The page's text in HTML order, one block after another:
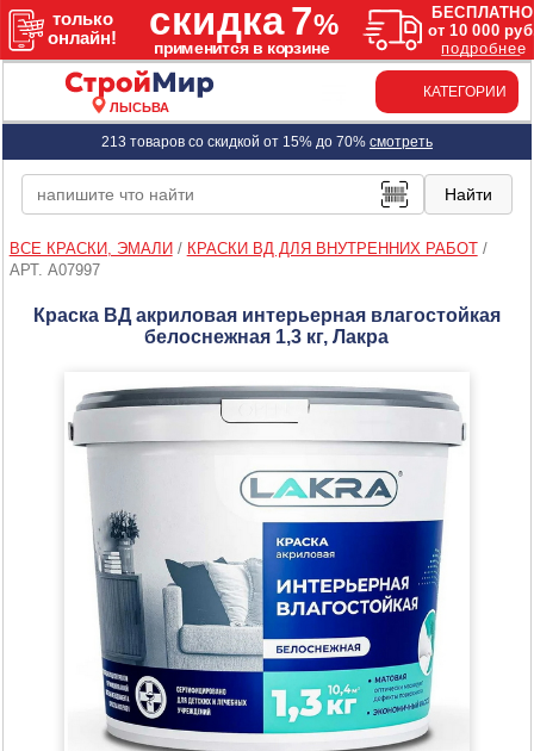
ЛЫСЬВА
КАТЕГОРИИ
213 товаров со скидкой от 15% до 70% смотреть
ВСЕ КРАСКИ, ЭМАЛИ / КРАСКИ ВД ДЛЯ ВНУТРЕННИХ РАБОТ/
АРТ. A07997
Краска ВД акриловая интерьерная влагостойкая
белоснежная 1,3 кг, Лакра